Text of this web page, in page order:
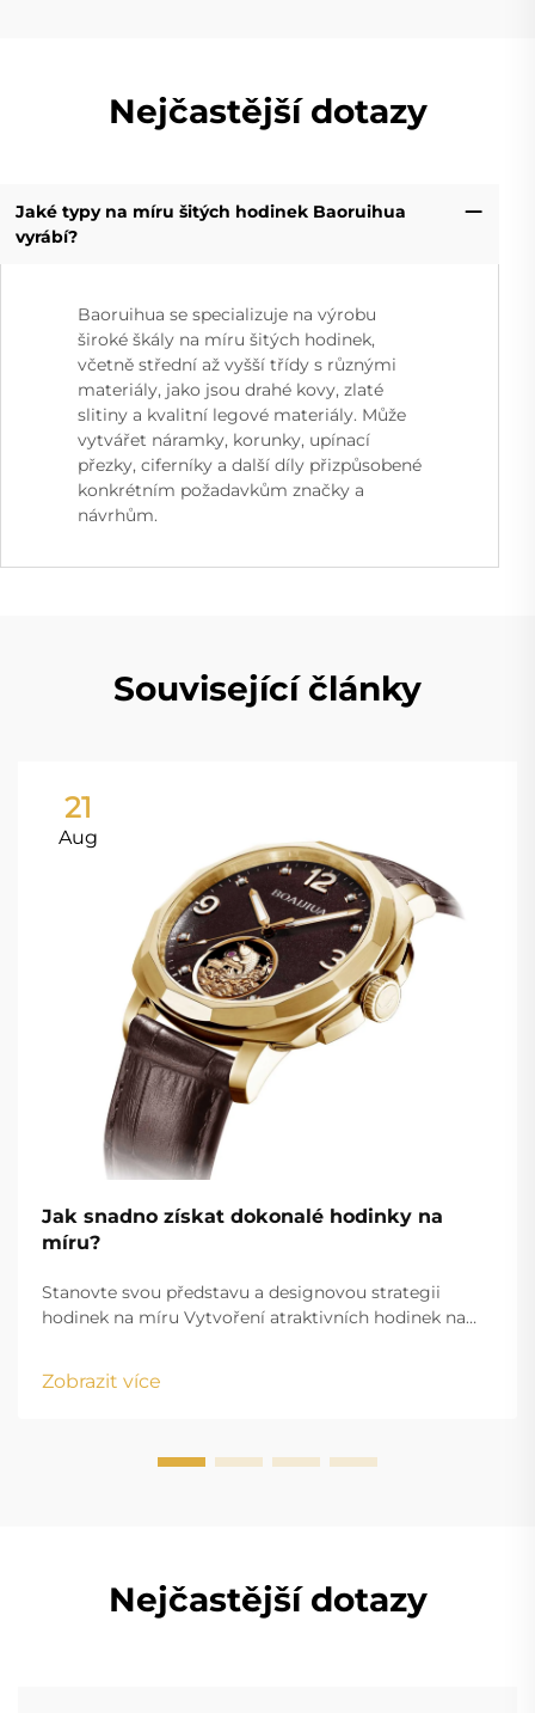
Nejčastější dotazy
Jaké typy na míru šitých hodinek Baoruihua
vyrábí?
Baoruihua se specializuje na výrobu
široké škály na míru šitých hodinek,
včetně střední až vyšší třídy s různými
materiály, jako jsou drahé kovy, zlaté
slitiny a kvalitní legové materiály. Může
vytvářet náramky, korunky, upínací
přezky, ciferníky a další díly přizpůsobené
konkrétním požadavkům značky a
návrhům.
Související články
21
Aug
Jak snadno získat dokonalé hodinky na
míru?
Stanovte svou představu a designovou strategii
hodinek na míru Vytvoření atraktivních hodinek na
vytváříte firemní dárkové předměty nebo osobně
Zobrazit více
Nejčastější dotazy